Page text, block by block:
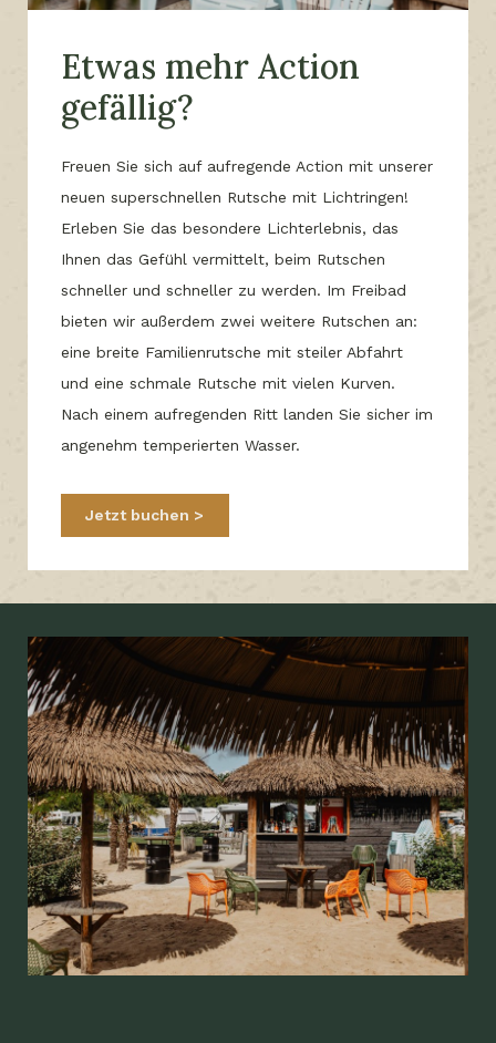
Etwas mehr Action
gefällig?
Freuen Sie sich auf aufregende Action mit unserer
neuen superschnellen Rutsche mit Lichtringen!
Erleben Sie das besondere Lichterlebnis, das
Ihnen das Gefühl vermittelt, beim Rutschen
schneller und schneller zu werden. Im Freibad
bieten wir außerdem zwei weitere Rutschen an:
eine breite Familienrutsche mit steiler Abfahrt
und eine schmale Rutsche mit vielen Kurven.
Nach einem aufregenden Ritt landen Sie sicher im
angenehm temperierten Wasser.
Jetzt buchen